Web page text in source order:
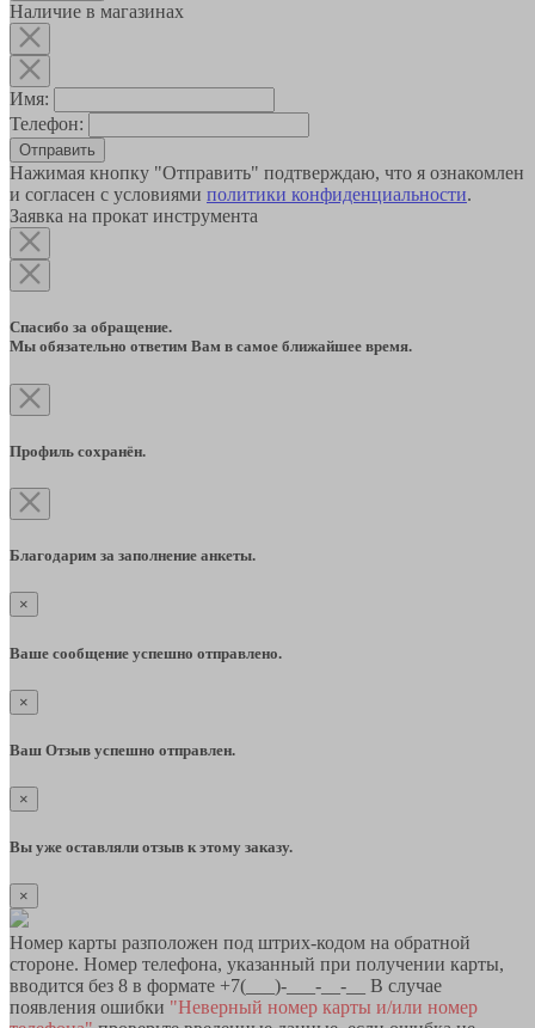
Наличие в магазинах
Имя:
Телефон:
Отправить
Нажимая кнопку "Отправить" подтверждаю, что я ознакомлен
и согласен с условиями политики конфиденциальности.
Заявка на прокат инструмента
Спасибо за обращение.
Мы обязательно ответим Вам в самое ближайшее время.
Профиль сохранён.
Благодарим за заполнение анкеты.
×
Ваше сообщение успешно отправлено.
×
Ваш Отзыв успешно отправлен.
×
Вы уже оставляли отзыв к этому заказу.
×
Номер карты разположен под штрих-кодом на обратной
стороне. Номер телефона, указанный при получении карты,
вводится без 8 в формате +7(___)-___-__-__ В случае
появления ошибки "Неверный номер карты и/или номер